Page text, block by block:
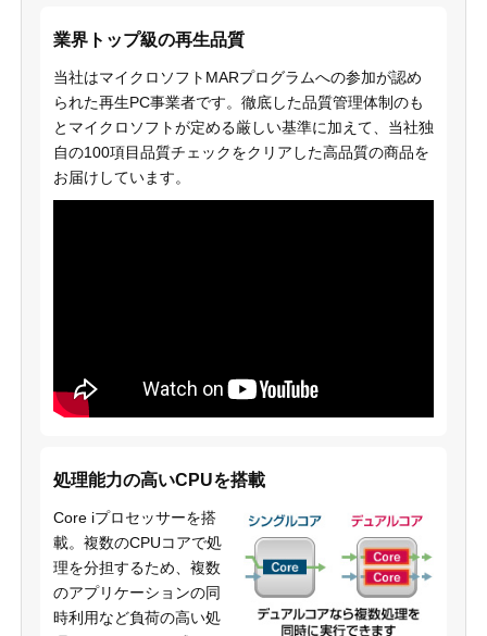
業界トップ級の再生品質
当社はマイクロソフトMARプログラムへの参加が認め
られた再生PC事業者です。徹底した品質管理体制のも
とマイクロソフトが定める厳しい基準に加えて、当社独
自の100項目品質チェックをクリアした高品質の商品を
お届けしています。
処理能力の高いCPUを搭載
Core iプロセッサーを搭
載。複数のCPUコアで処
理を分担するため、複数
のアプリケーションの同
時利用など負荷の高い処